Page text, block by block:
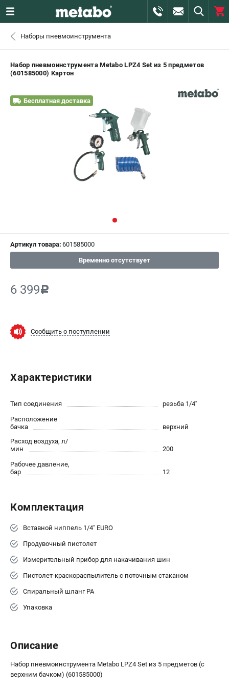
СРАВНЕНИЕ ( 0 )
ВХОД ИЛИ РЕГИСТРАЦИЯ
ЗАКАЗАТЬ ЗАПЧАСТЬ
+7 (911) 360-06-14 | +7 (8112) 59-10-67
0 ₽
Контакты
Способы оплаты
О компании
О бренде
Программа бонусов
Как нас найти
Пользовательское соглашение
Перфораторы
Дрели
АККУМУЛЯТОРНЫЙ ИНСТРУМЕНТ
Аккумуляторные шуруповерты
Наборы пневмоинструмента
Набор пневмоинструмента Metabo LPZ4 Set из 5 предметов
(601585000) Картон
Бесплатная доставка
Артикул товара: 601585000
Временно отсутствует
6 399c
Сообщить о поступлении
Характеристики
Тип соединения
резьба 1/4''
Расположение
бачка
верхний
Расход воздуха, л/
мин
200
Рабочее давление,
бар
12
Комплектация
Вставной ниппель 1/4" EURO
Продувочный пистолет
Измерительный прибор для накачивания шин
Пистолет-краскораспылитель с поточным стаканом
Спиральный шланг РА
Упаковка
Описание
Набор пневмоинструмента Metabo LPZ4 Set из 5 предметов (с
верхним бачком) (601585000)